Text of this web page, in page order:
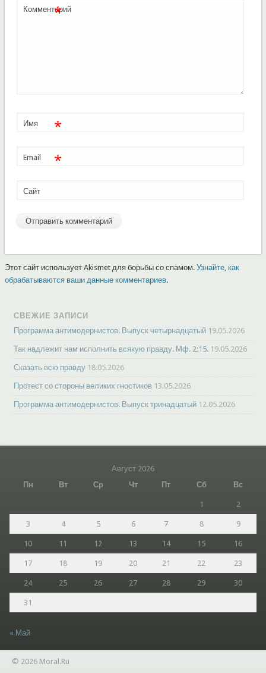
Комментарий
*
Имя *
Email *
Сайт
Этот сайт использует Akismet для борьбы со спамом. Узнайте, как
обрабатываются ваши данные комментариев.
СВЕЖИЕ ЗАПИСИ
Программа антимодернистов. Выпуск четырнадцатый 19.05.2026
Так надлежит нам исполнить всякую правду. Мф. 2:15. 19.05.2026
Сказать всю правду 18.05.2026
Протест со стороны великих гностиков 13.05.2026
Программа антимодернистов. Выпуск тринадцатый 12.05.2026
Август 2026
Пн
Вт Ср Чт Пт Сб Вс
1 2
3 4 5 6 7 8 9
10 11 12 13 14 15 16
17 18 19 20 21 22 23
24 25 26 27 28 29 30
31
« Май
© 2026 Moral.Ru